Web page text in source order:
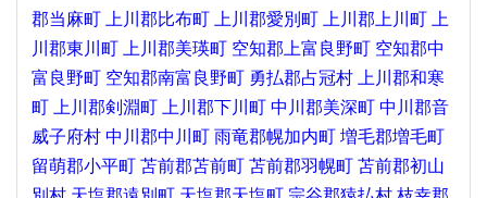
郡当麻町
上川郡比布町 上川郡愛別町 上川郡上川町
上
川郡東川町
上川郡美瑛町 空知郡上富良野町 空知郡中
富良野町 空知郡南富良野町 勇払郡占冠村
上川郡和寒
町
上川郡剣淵町 上川郡下川町 中川郡美深町 中川郡音
威子府村 中川郡中川町 雨竜郡幌加内町 増毛郡増毛町
留萌郡小平町 苫前郡苫前町 苫前郡羽幌町 苫前郡初山